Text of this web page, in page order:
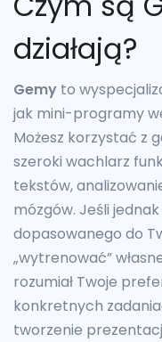
działają?
Gemy to
jak mini-programy
Możesz korzystać z
szeroki wachlarz
tekstów,
mózgów. Jeśli
dopasowanego do
„wytrenować”
rozumiał Twoje
konkretnych
tworzenie